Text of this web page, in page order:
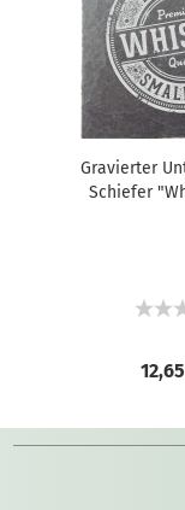
Gravierter
Schiefer